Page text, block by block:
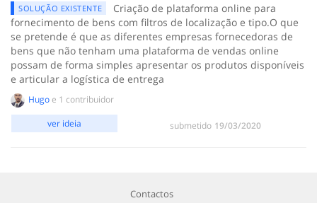
SOLUÇÃO EXISTENTE
Criação de plataforma online para
fornecimento de bens com filtros de localização e tipo.O que
se pretende é que as diferentes empresas fornecedoras de
bens que não tenham uma plataforma de vendas online
possam de forma simples apresentar os produtos disponíveis
e articular a logística de entrega
Hugoe 1 contribuidor
submetido ‎19/03/2020
ver ideia
Contactos